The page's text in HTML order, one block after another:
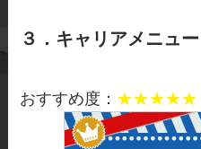
３．キャリアメニュー
おすすめ度： ★★★★★